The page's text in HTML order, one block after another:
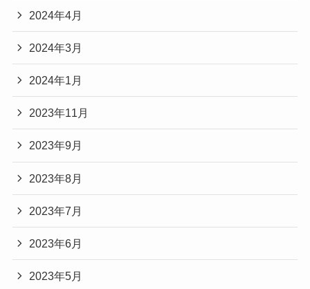
2024年4月
2024年3月
2024年1月
2023年11月
2023年9月
2023年8月
2023年7月
2023年6月
2023年5月